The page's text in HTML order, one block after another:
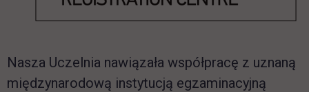
Nasza Uczelnia nawiązała współpracę z uznaną
międzynarodową instytucją egzaminacyjną